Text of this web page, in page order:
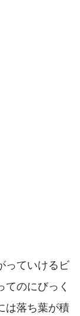
っていけるビ
てのにびっく
は落ち葉が積